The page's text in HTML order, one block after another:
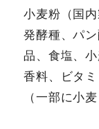
小麦粉（国
発酵種、パ
品、食塩、
香料、ビタ
（一部に小